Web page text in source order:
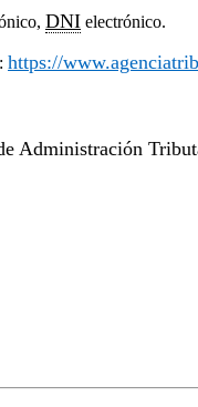
DNI electrónico.
https://
Administración